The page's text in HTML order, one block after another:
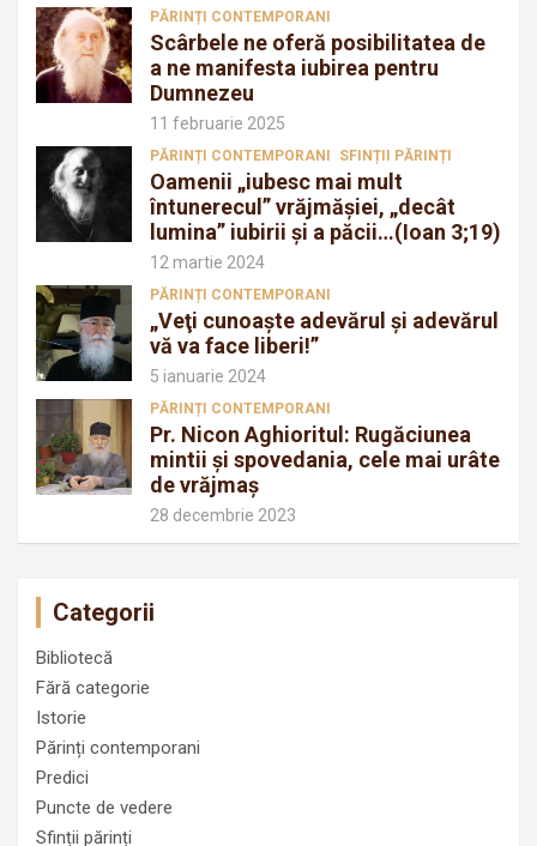
PĂRINȚI CONTEMPORANI
Scârbele ne oferă posibilitatea de
a ne manifesta iubirea pentru
Dumnezeu
11 februarie 2025
PĂRINȚI CONTEMPORANI SFINȚII PĂRINȚI
Oamenii „iubesc mai mult
întunerecul” vrăjmăşiei, „decât
lumina” iubirii şi a păcii…(Ioan 3;19)
12 martie 2024
PĂRINȚI CONTEMPORANI
„Veţi cunoaşte adevărul şi adevărul
vă va face liberi!”
5 ianuarie 2024
PĂRINȚI CONTEMPORANI
Pr. Nicon Aghioritul: Rugăciunea
mintii și spovedania, cele mai urâte
de vrăjmaș
28 decembrie 2023
Categorii
Bibliotecă
Fără categorie
Istorie
Părinți contemporani
Predici
Puncte de vedere
Sfinții părinți